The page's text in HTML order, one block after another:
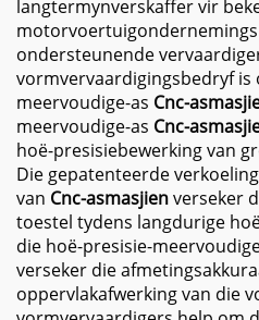
langtermynverskaffer vir
motorvoertuigondernemings
ondersteunende
vormvervaardigingsbedryf is
meervoudige-as Cnc-
meervoudige-as Cnc-
hoë-presisiebewerking van
Die gepatenteerde
van Cnc-asmasjienverseker
toestel tydens langdurige
die hoë-presisie-
verseker die
oppervlakafwerking van die